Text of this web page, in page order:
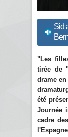
Sid
"Les
tirée de
drame
été
Journée
cadre